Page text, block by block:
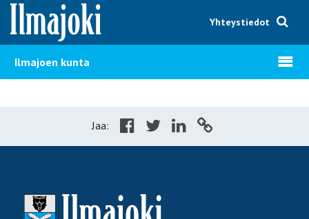
Hyppää sisältöön
Yhteystiedot
Ilmajoen kunta Avaa
Jaa: